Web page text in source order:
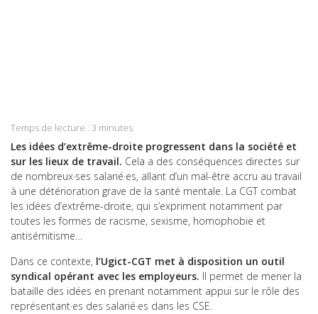
Email
Temps de lecture : 3 minutes
Les idées d’extrême-droite progressent dans la société et
sur les lieux de travail. Cela a des conséquences directes sur
de nombreux·ses salarié·es, allant d’un mal-être accru au travail
à une détérioration grave de la santé mentale. La CGT combat
les idées d’extrême-droite, qui s’expriment notamment par
toutes les formes de racisme, sexisme, homophobie et
antisémitisme…
Dans ce contexte, l’Ugict-CGT met à disposition un outil
syndical opérant avec les employeurs. Il permet de mener la
bataille des idées en prenant notamment appui sur le rôle des
représentant·es des salarié·es dans les CSE.